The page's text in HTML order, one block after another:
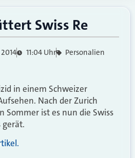
Swiss Re
11:04 Uhr Personalien
in einem Schweizer
Nach der Zurich
Sommer ist es nun die Swiss
gerät.